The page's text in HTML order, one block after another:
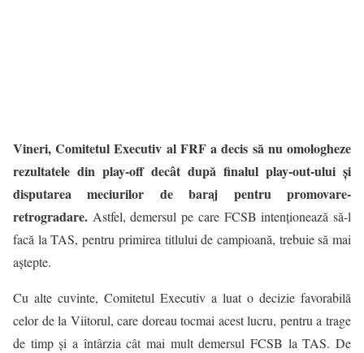
Vineri, Comitetul Executiv al FRF a decis să nu omologheze
rezultatele din play-off decât după finalul play-out-ului şi
disputarea meciurilor de baraj pentru promovare-
retrogradare. Astfel, demersul pe care FCSB intenţionează să-l
facă la TAS, pentru primirea titlului de campioană, trebuie să mai
aştepte.
Cu alte cuvinte, Comitetul Executiv a luat o decizie favorabilă
celor de la Viitorul, care doreau tocmai acest lucru, pentru a trage
de timp şi a întârzia cât mai mult demersul FCSB la TAS. De